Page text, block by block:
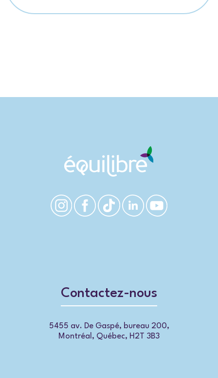
Contactez-nous
5455 av. De Gaspé, bureau 200,
Montréal, Québec, H2T 3B3